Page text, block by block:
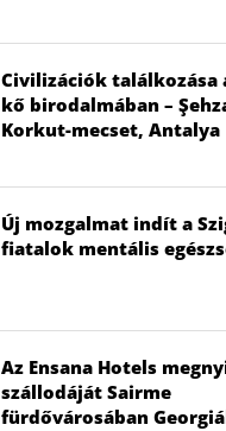
Civilizációk találkozása
kő birodalmában –
Korkut-mecset, Antalya
Új mozgalmat indít a
fiatalok mentális
Az Ensana Hotels
szállodáját Sairme
fürdővárosában